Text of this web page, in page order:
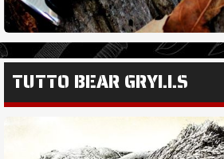
TUTTO BEAR GRYLLS